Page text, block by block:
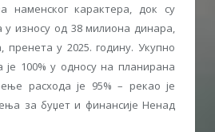
наменског карактера, док су
у износу од 38 милиона динара,
у 2025. годину. Укупно
100% у односу на планирана
расхода је 95% – рекао је
за буџет и финансије Ненад